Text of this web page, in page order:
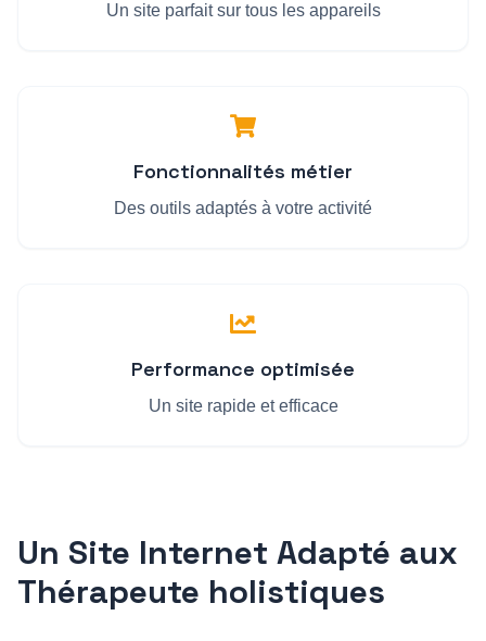
Un site parfait sur tous les appareils
Fonctionnalités métier
Des outils adaptés à votre activité
Performance optimisée
Un site rapide et efficace
Un Site Internet Adapté aux
Thérapeute holistiques